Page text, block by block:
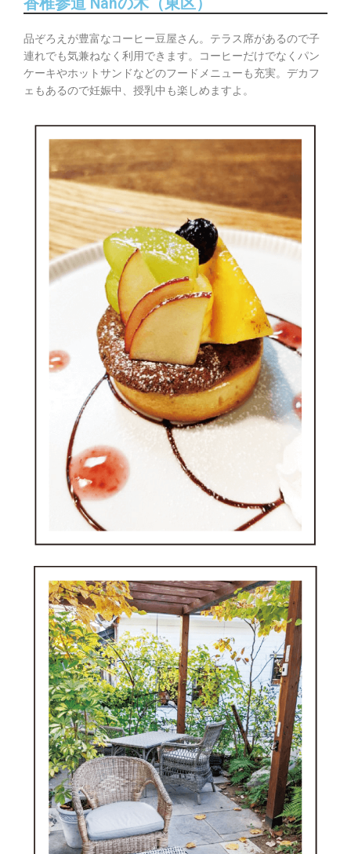
品ぞろえが豊富なコーヒー豆屋さん。テラス席があるので子
連れでも気兼ねなく利用できます。コーヒーだけでなくパン
ケーキやホットサンドなどのフードメニューも充実。デカフ
ェもあるので妊娠中、授乳中も楽しめますよ。